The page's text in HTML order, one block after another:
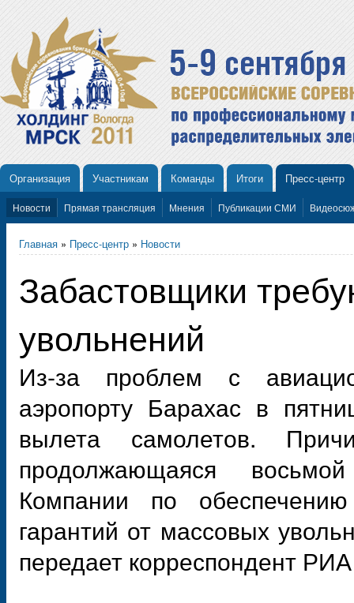
Организация Участникам Команды Итоги Пресс-центр
Новости Прямая трансляция Мнения Публикации СМИ
Главная » Пресс-центр » Новости
Забастовщики
увольнений
Из-за проблем с
аэропорту Барахас в
вылета самолетов.
продолжающаяся
Компании по
гарантий от массовых
передает корреспондент